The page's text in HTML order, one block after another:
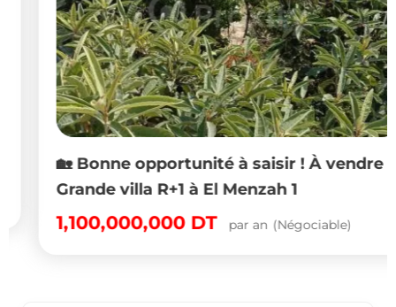
🏡 Bonne opportunité à saisir ! À vendre –
Grande villa R+1 à El Menzah 1
1,100,000,000DT par an (Négociable)